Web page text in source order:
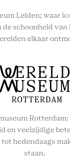
Leiden; waar
de schoonheid van
elkaar
Rotterdam:
en veelzijdige
hedendaags
staan.